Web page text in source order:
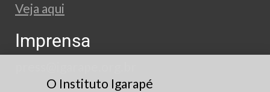
Veja aqui
Imprensa
O Instituto Igarapé